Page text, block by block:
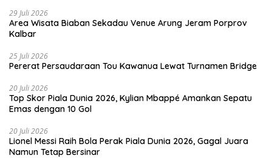
29 Juli 2026
Area Wisata Biaban Sekadau Venue Arung Jeram Porprov
Kalbar
25 Juli 2026
Pererat Persaudaraan Tou Kawanua Lewat Turnamen Bridge
20 Juli 2026
Top Skor Piala Dunia 2026, Kylian Mbappé Amankan Sepatu
Emas dengan 10 Gol
20 Juli 2026
Lionel Messi Raih Bola Perak Piala Dunia 2026, Gagal Juara
Namun Tetap Bersinar